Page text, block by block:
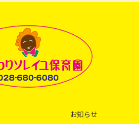
お知らせ